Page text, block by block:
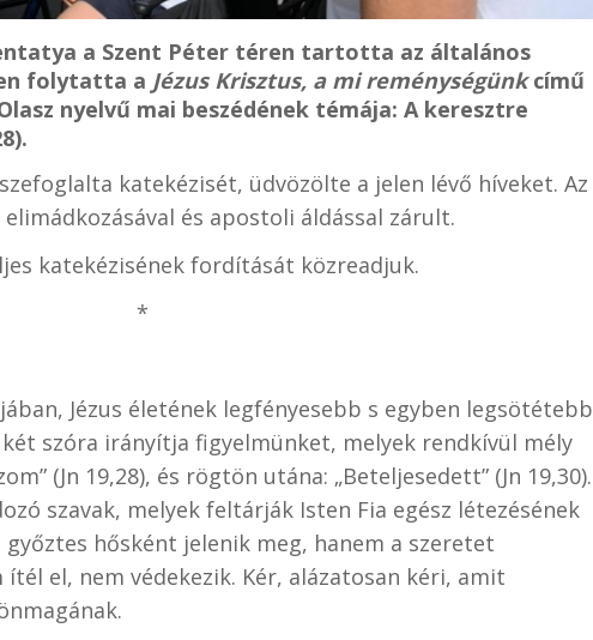
a Szent Péter téren tartotta az általános
folytatta a Jézus Krisztus, a mi reménységünkcímű
nyelvű mai beszédének témája: A keresztre
katekézisét, üdvözölte a jelen lévő híveket. Az
és apostoli áldással zárult.
katekézisének fordítását közreadjuk.
*
Jézus életének legfényesebb s egyben legsötétebb
szóra irányítja figyelmünket, melyek rendkívül mély
(Jn 19,28), és rögtön utána: „Beteljesedett” (Jn 19,30).
szavak, melyek feltárják Isten Fia egész létezésének
hősként jelenik meg, hanem a szeretet
el, nem védekezik. Kér, alázatosan kéri, amit